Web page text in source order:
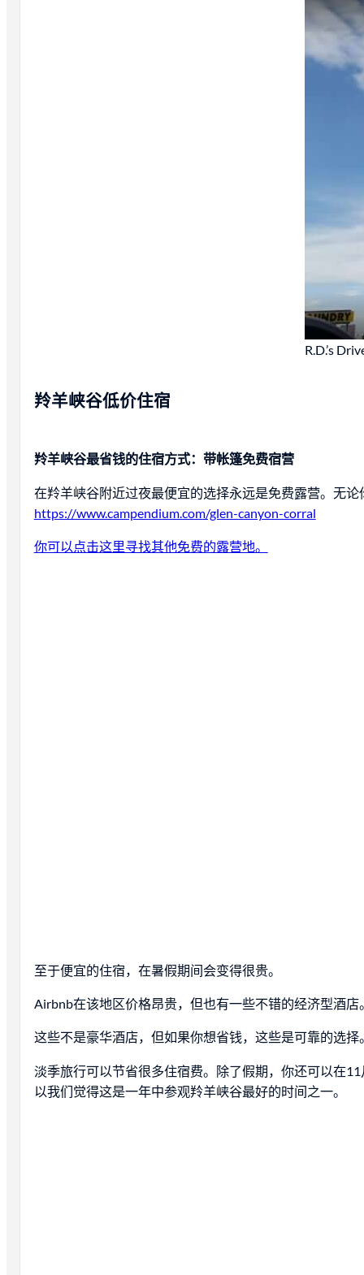
R.D.’s
羚羊峡谷低价住宿
羚羊峡谷最省钱的住宿方式：带帐篷免费宿营
在羚羊峡谷附近过夜最便宜的选择永远是免费露营。无
https://www.campendium.com/glen-canyon-corral
你可以点击这里寻找其他免费的露营地。
至于便宜的住宿，在暑假期间会变得很贵。
Airbnb在该地区价格昂贵，但也有一些不错的经济型酒
这些不是豪华酒店，但如果你想省钱，这些是可靠的选择
淡季旅行可以节省很多住宿费。除了假期，你还可以在
以我们觉得这是一年中参观羚羊峡谷最好的时间之一。